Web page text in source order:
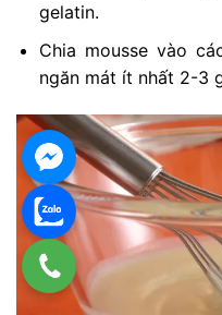
gelatin.
Chia mousse vào
ngăn mát ít nhất 2-3